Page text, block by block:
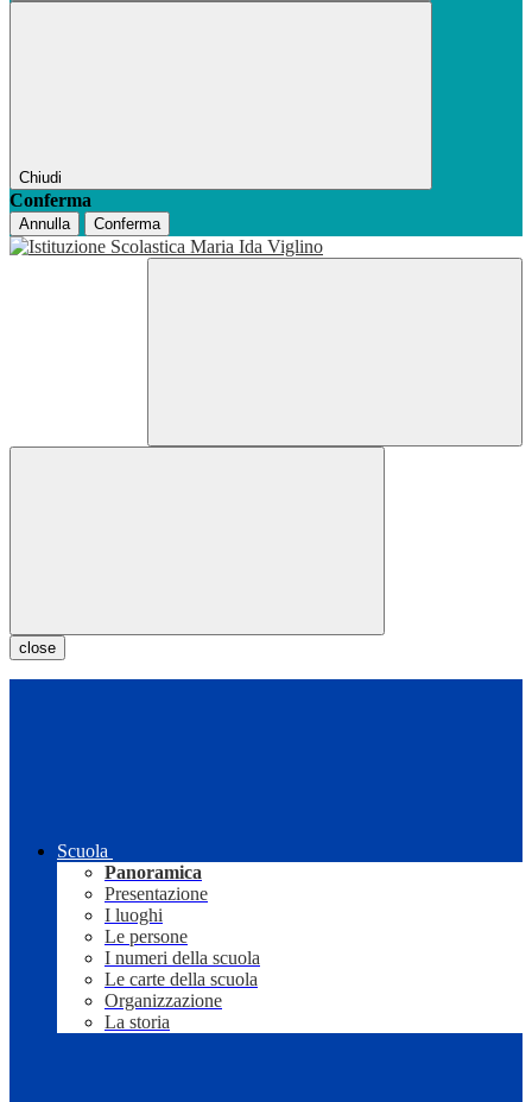
Chiudi
Conferma
Annulla Conferma
close
Scuola
Panoramica
Presentazione
I luoghi
Le persone
I numeri della scuola
Le carte della scuola
Organizzazione
La storia